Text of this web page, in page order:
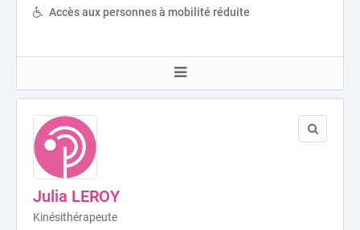
Accès aux personnes à mobilité réduite
Julia LEROY
Kinésithérapeute